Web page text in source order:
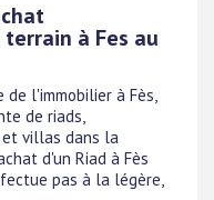
à Fes au
de l'immobilier à Fès,
de riads,
et villas dans la
d'un Riad à Fès
pas à la légère,